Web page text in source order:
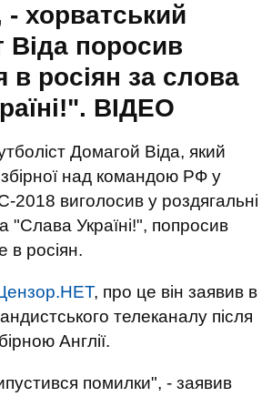
хорватський
Віда поросив
в росіян за слова
ВIДЕО
Домагой Віда, який
над командою РФ у
2018 виголосив у роздягальні
"Слава Україні!", попросив
в росіян.
, про це він заявив в
телеканалу після
Англії.
помилки", - заявив